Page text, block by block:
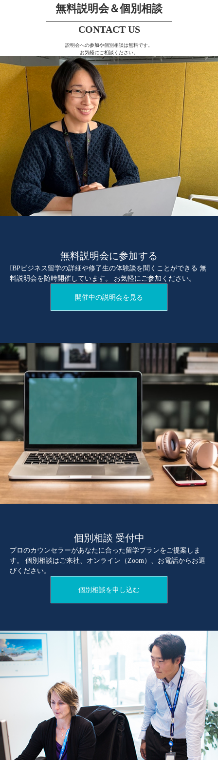
４）取得の任意性について
当社への個人情報の提供は、任意となります。但し、個人情報の一部を提
供していただけない場合は当社が提供するサービスがご利用になれないこ
５）個人情報の開示等の請求について
当社に提供して頂いた個人情報について、利用目的の通知、個人情報の開
示、訂正、項目の追加または削除、消去や利用停止、提供停止を求める権
利があります。個人情報の開示等の請求を行う場合は、下記までご連絡く
ださい。
６）Cookie、アクセスログについて
当社のウェブサイトでは、Cookie（クッキー）及び第三者による解析サー
ビスのウェブビーコンを使用しております。これらの使用目的はウェブサ
イト向上であり、アクセス数、ページビューなどの情報を収集しますが、
収集した情報は、全て統計的情報としてのみ使用し、個人が特定されるよ
うな情報は含んでおりません。また、ブラウザーの設定により、Cookieの
受け取りを拒否したり、Cookieを受け取ったときに警告を表示させたりす
ることができます。クッキーを拒否した場合でも、当社のウェブサイトの
ご利用に影響はありません。
【個人情報に関するお問い合わせ先】
SEKAIA株式会社
個人情報保護管理者：IT・コンプライアンス統括室 ディレクター
TEL：03-6434-1315 E-mail：info@sekaia.co.jp
無料説明会＆個別相談
CONTACT US
説明会への参加や個別相談は無料です。
お気軽にご相談ください。
無料説明会に参加する
IBPビジネス留学の詳細や修了生の体験談を聞くことができる 無
料説明会を随時開催しています。 お気軽にご参加ください。
開催中の説明会を見る
個別相談 受付中
プロのカウンセラーがあなたに合った留学プランをご提案しま
す。 個別相談はご来社、オンライン（Zoom）、お電話からお選
びください。
個別相談を申し込む